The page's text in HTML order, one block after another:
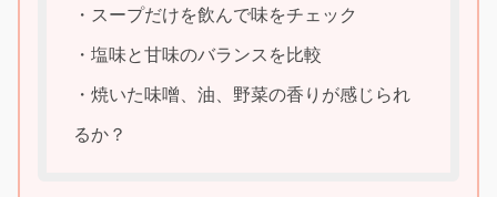
・スープだけを飲んで味をチェック
・塩味と甘味のバランスを比較
・焼いた味噌、油、野菜の香りが感じられ
るか？